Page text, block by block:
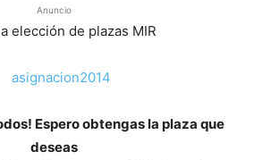
Anuncio
elección de plazas MIR
Espero obtengas la plaza que
deseas